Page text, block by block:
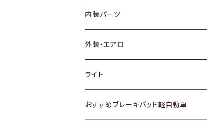
内装パーツ
トヨタ
ホンダ
スズキ
外装・エアロ
トヨタ
ホンダ
ライト
トヨタ
おすすめブレーキパッド軽自動車